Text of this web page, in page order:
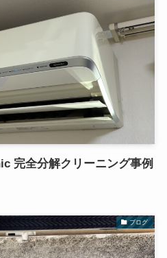
完全分解クリーニング事例
ブログ